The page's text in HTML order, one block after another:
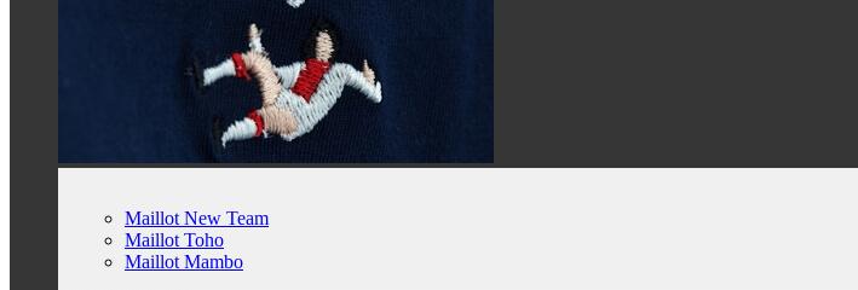
Maillot New Team
Maillot Toho
Maillot Mambo